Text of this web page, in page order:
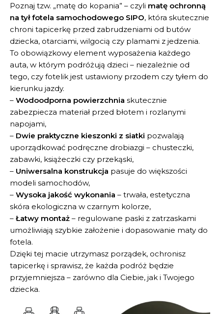
Poznaj tzw. „matę do kopania” – czyli matę ochronną
na tył fotela samochodowego SIPO, która skutecznie
chroni tapicerkę przed zabrudzeniami od butów
dziecka, otarciami, wilgocią czy plamami z jedzenia.
To obowiązkowy element wyposażenia każdego
auta, w którym podróżują dzieci – niezależnie od
tego, czy fotelik jest ustawiony przodem czy tyłem do
kierunku jazdy.
– Wodoodporna powierzchnia skutecznie
zabezpiecza materiał przed błotem i rozlanymi
napojami,
– Dwie praktyczne kieszonki z siatki pozwalają
uporządkować podręczne drobiazgi – chusteczki,
zabawki, książeczki czy przekąski,
– Uniwersalna konstrukcja pasuje do większości
modeli samochodów,
– Wysoka jakość wykonania – trwała, estetyczna
skóra ekologiczna w czarnym kolorze,
– Łatwy montaż – regulowane paski z zatrzaskami
umożliwiają szybkie założenie i dopasowanie maty do
fotela.
Dzięki tej macie utrzymasz porządek, ochronisz
tapicerkę i sprawisz, że każda podróż będzie
przyjemniejsza – zarówno dla Ciebie, jak i Twojego
dziecka.